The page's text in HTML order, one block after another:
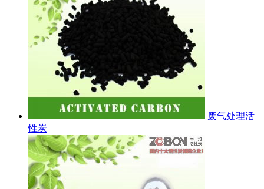
废气处理活
性炭